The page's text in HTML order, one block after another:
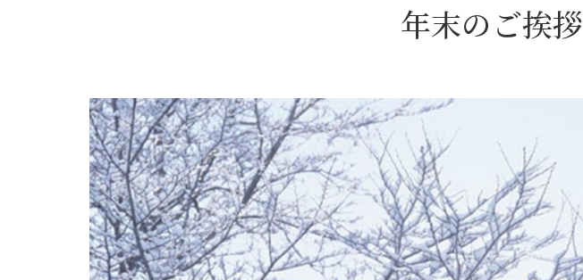
年末のご挨拶